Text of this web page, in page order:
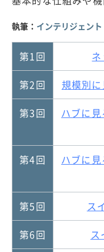
執筆： インテリジェン
第1回
第2回
規模別
第3回
ハブに見
第4回 ハブに見
第5回
ス
第6回
ス